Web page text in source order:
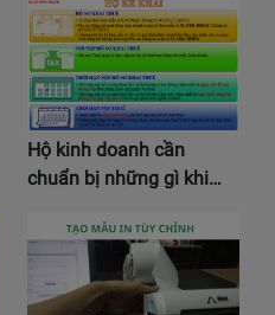
Hộ kinh doanh cần
chuẩn bị những gì khi…